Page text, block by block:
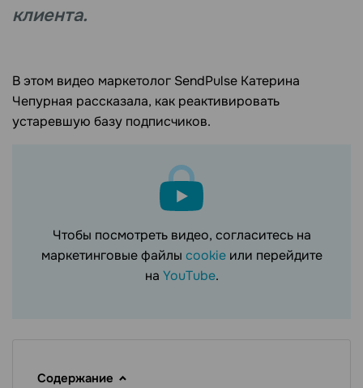
клиента.
В этом видео маркетолог SendPulse Катерина
Чепурная рассказала, как реактивировать
устаревшую базу подписчиков.
Чтобы посмотреть видео, согласитесь на
маркетинговые файлы cookie или перейдите
на YouTube.
Содержание